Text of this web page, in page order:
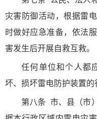
灾害防御活动，根据雷
时做好应急准备，依法
害发生后开展自救互救。
任何单位和个人都
坏、损坏雷电防护装置的
第八条 市、县（市